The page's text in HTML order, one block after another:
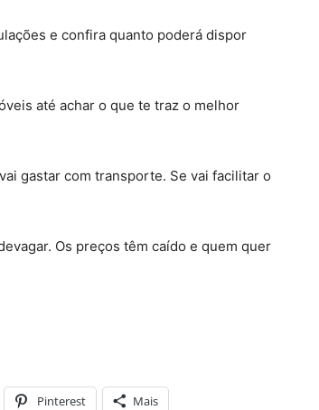
e confira quanto poderá dispor
até achar o que te traz o melhor
gastar com transporte. Se vai facilitar o
Os preços têm caído e quem quer
Pinterest Mais